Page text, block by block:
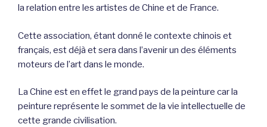
la relation entre les artistes de Chine et de France.
Cette association, étant donné le contexte chinois et
français, est déjà et sera dans l’avenir un des éléments
moteurs de l’art dans le monde.
La Chine est en effet le grand pays de la peinture car la
peinture représente le sommet de la vie intellectuelle de
cette grande civilisation.